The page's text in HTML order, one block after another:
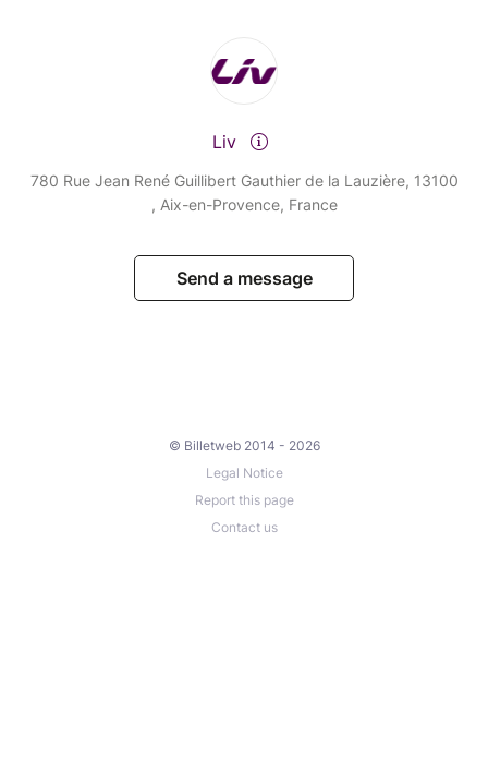
Liv
780 Rue Jean René Guillibert Gauthier de la Lauzière, 13100
, Aix-en-Provence, France
Send a message
© Billetweb 2014 - 2026
Legal Notice
Report this page
Contact us